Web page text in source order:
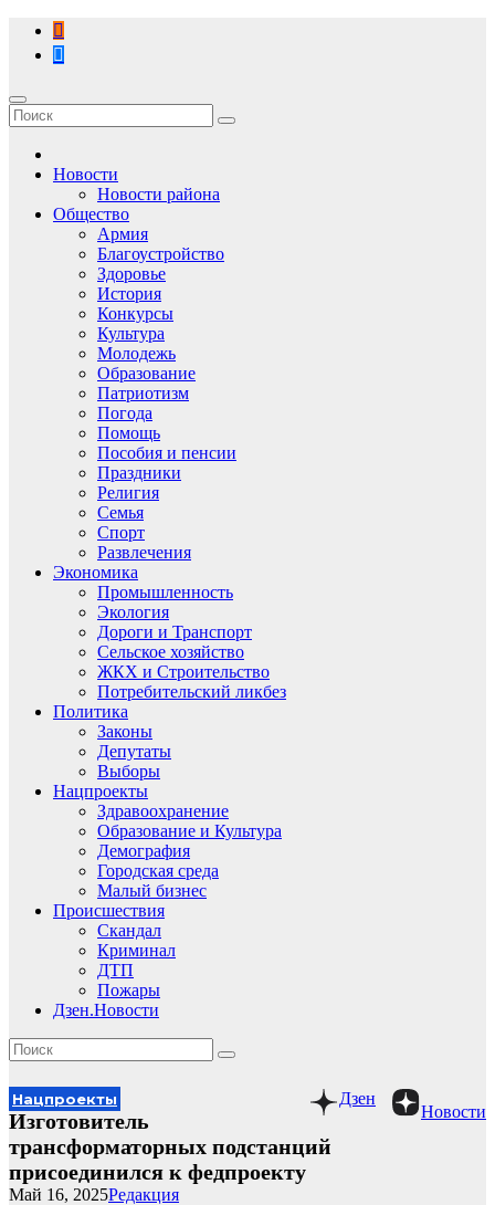
Перейти
содержимому
Новости
Новости района
Общество
Армия
Благоустройство
Здоровье
История
Конкурсы
Культура
Молодежь
Образование
Патриотизм
Погода
Помощь
Пособия и пенсии
Праздники
Религия
Семья
Спорт
Развлечения
Экономика
Промышленность
Экология
Дороги и Транспорт
Сельское хозяйство
ЖКХ и Строительство
Потребительский ликбез
Политика
Законы
Депутаты
Выборы
Нацпроекты
Здравоохранение
Образование и Культура
Демография
Городская среда
Малый бизнес
Происшествия
Скандал
Криминал
ДТП
Пожары
Дзен.Новости
Новости
Дзен
Нацпроекты
Изготовитель
трансформаторных подстанций
присоединился к федпроекту
Редакция
Май 16, 2025